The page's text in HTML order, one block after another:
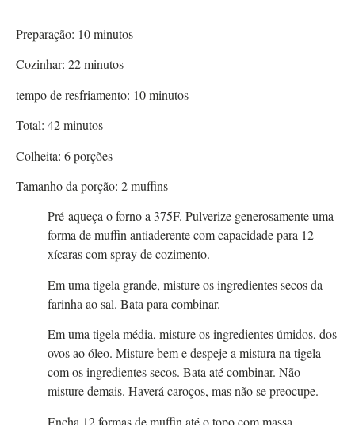
Preparação: 10minutos
Cozinhar: 22minutos
tempo de resfriamento: 10minutos
Total: 42minutos
Colheita: 6porções
Tamanho da porção: 2muffins
Pré-aqueça o forno a 375F. Pulverize generosamente uma
forma de muffin antiaderente com capacidade para 12
xícaras com spray de cozimento.
Em uma tigela grande, misture os ingredientes secos da
farinha ao sal. Bata para combinar.
Em uma tigela média, misture os ingredientes úmidos, dos
ovos ao óleo. Misture bem e despeje a mistura na tigela
com os ingredientes secos. Bata até combinar. Não
misture demais. Haverá caroços, mas não se preocupe.
Encha 12 formas de muffin até o topo com massa.